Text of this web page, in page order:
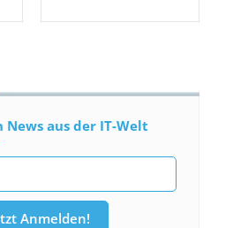
aus der IT-Welt
Anmelden!